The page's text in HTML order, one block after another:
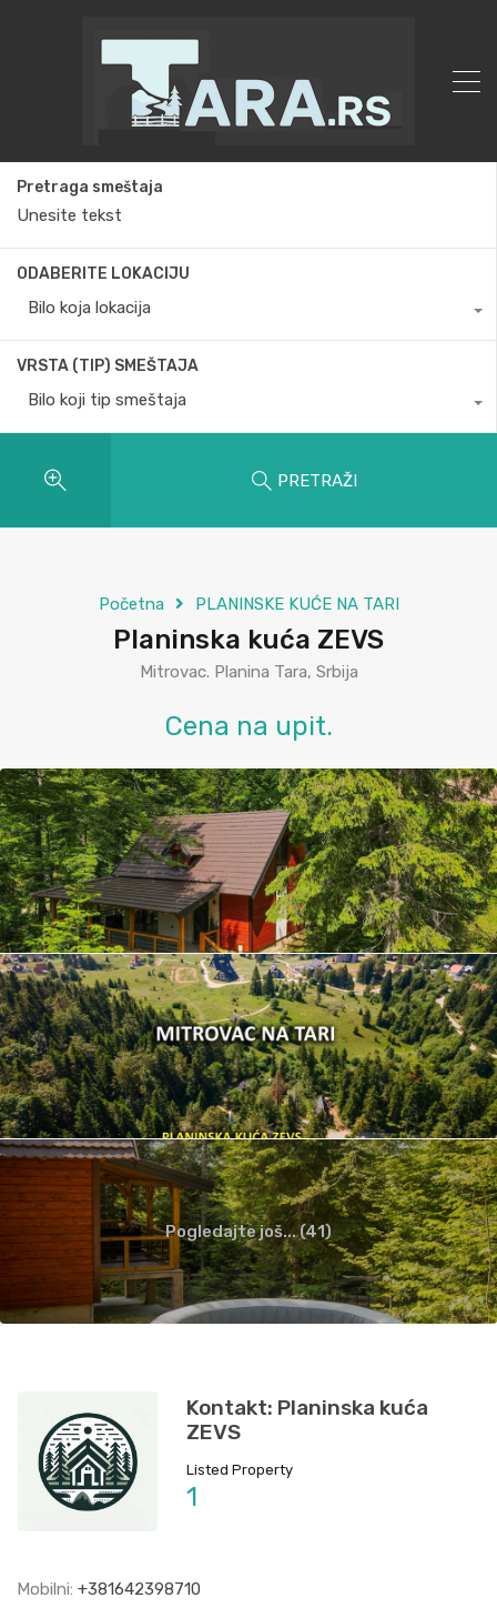
Pretraga smeštaja
ODABERITE LOKACIJU
Bilo koja lokacija
VRSTA (TIP) SMEŠTAJA
Bilo koji tip smeštaja
PRETRAŽI
Početna PLANINSKE KUĆE NA TARI
Planinska kuća ZEVS
Mitrovac. Planina Tara, Srbija
Cena na upit.
Pogledajte još... (41)
Kontakt: Planinska kuća
ZEVS
Listed Property
1
Mobilni: +381642398710